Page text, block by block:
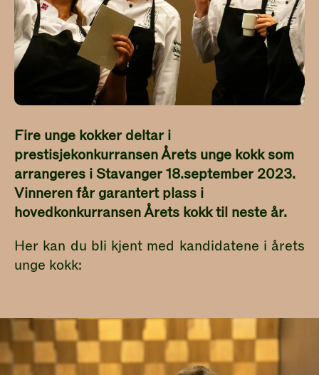
Fire unge kokker deltar i
prestisjekonkurransen Årets unge kokk som
arrangeres i Stavanger 18.september 2023.
Vinneren får garantert plass i
hovedkonkurransen Årets kokk til neste år.
Her kan du bli kjent med kandidatene i årets
unge kokk: